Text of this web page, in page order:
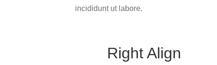
incididunt ut labore.
Right Align